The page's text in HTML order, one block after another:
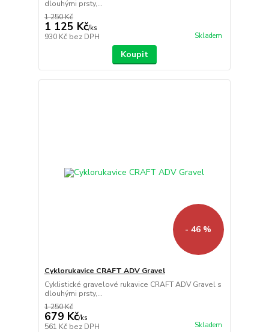
dlouhými prsty,...
1 250 Kč
1 125 Kč/ks
930 Kč bez DPH Skladem
Koupit
- 46 %
Cyklorukavice CRAFT ADV Gravel
Cyklistické gravelové rukavice CRAFT ADV Gravel s
dlouhými prsty,...
1 250 Kč
679 Kč/ks
561 Kč bez DPH Skladem